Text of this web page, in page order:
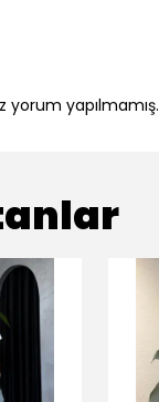
yorum yapılmamış.